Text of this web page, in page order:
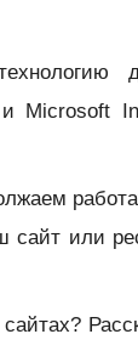
Microsoft
или